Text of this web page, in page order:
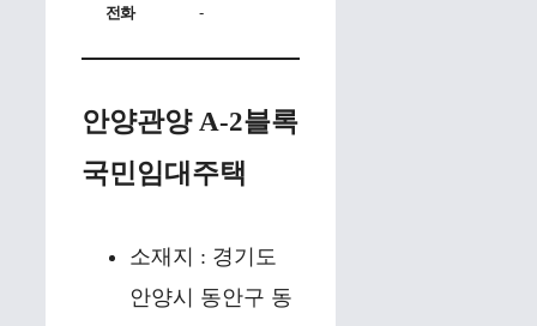
전화
-
안양관양 A-2블록
국민임대주택
소재지 : 경기도
안양시 동안구 동